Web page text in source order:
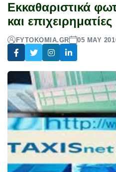
Εκκαθαριστικά
και επιχειρηματίες
FYTOKOMIA.GR 05 MAY